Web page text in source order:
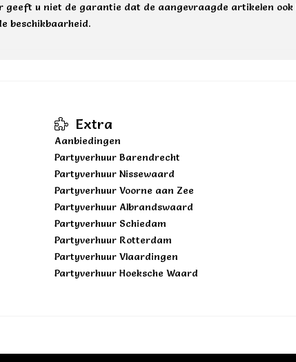
geeft u niet de garantie dat de aangevraagde artikelen
beschikbaarheid.
Extra
Aanbiedingen
Partyverhuur Barendrecht
Partyverhuur Nissewaard
Partyverhuur Voorne aan Zee
Partyverhuur Albrandswaard
Partyverhuur Schiedam
Partyverhuur Rotterdam
Partyverhuur Vlaardingen
Partyverhuur Hoeksche Waard